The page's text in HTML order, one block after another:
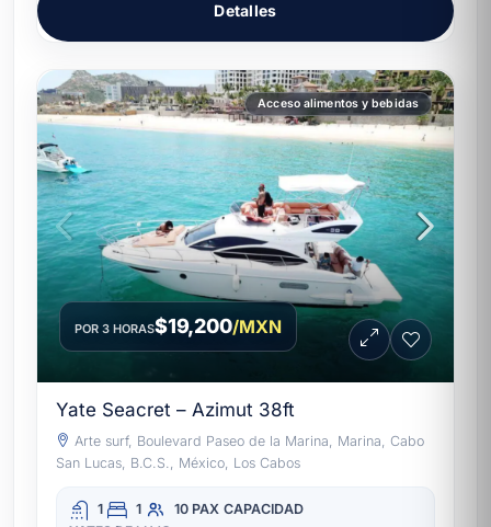
Detalles
Acceso alimentos y bebidas
POR 3 HORAS$19,200/MXN
Yate Seacret – Azimut 38ft
Arte surf, Boulevard Paseo de la Marina, Marina, Cabo
San Lucas, B.C.S., México, Los Cabos
1 1 10 PAX CAPACIDAD